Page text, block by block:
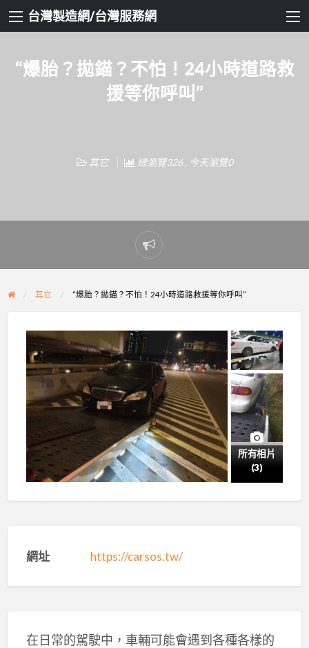
台灣製造網/台灣服務網
“爆胎？拋錨？不怕！24小時道路救
援等你呼叫”
其它 總瀏覽326 , 今天瀏覽0
Report
problem
其它 “爆胎？拋錨？不怕！24小時道路救援等你呼叫”
所有相片
(3)
網址 https://carsos.tw/
在日常的駕駛中，車輛可能會遇到各種各樣的